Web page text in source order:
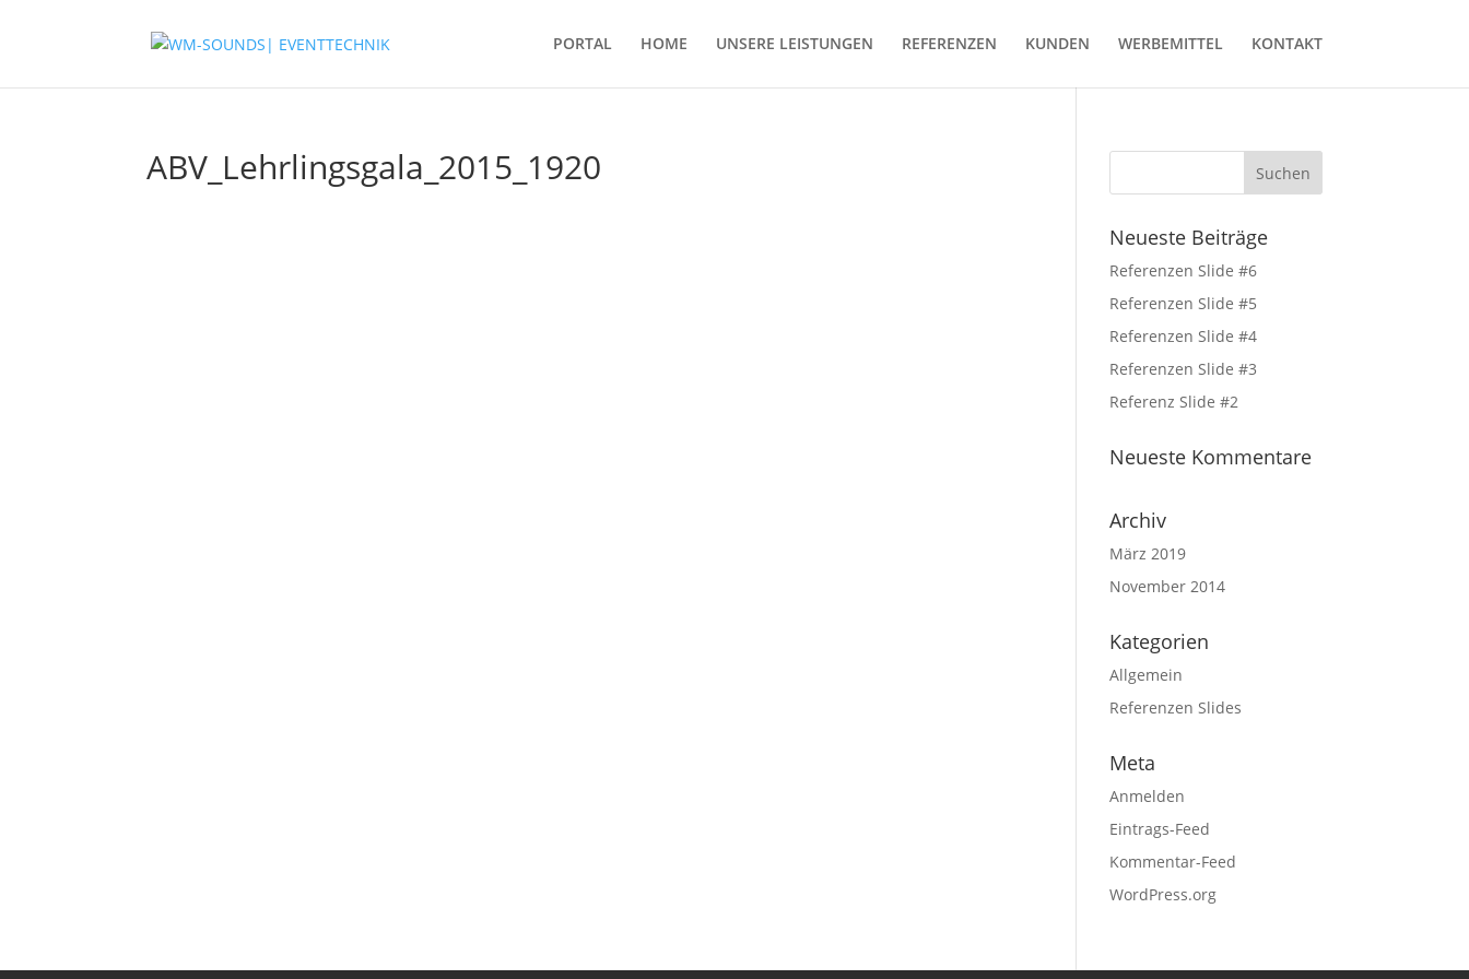
PORTAL HOME UNSERE LEISTUNGEN REFERENZEN KUNDEN WERBEMITTEL KONTAKT
ABV_Lehrlingsgala_2015_1920
Neueste Beiträge
Referenzen Slide #6
Referenzen Slide #5
Referenzen Slide #4
Referenzen Slide #3
Referenz Slide #2
Neueste Kommentare
Archiv
März 2019
November 2014
Kategorien
Allgemein
Referenzen Slides
Meta
Anmelden
Eintrags-Feed
Kommentar-Feed
WordPress.org